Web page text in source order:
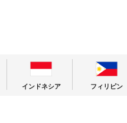
インドネシア フィリピン